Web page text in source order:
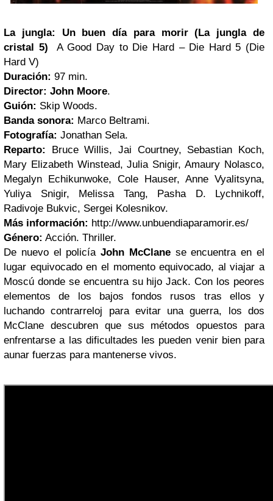
La jungla: Un buen día para morir (La jungla de
cristal 5) A Good Day to Die Hard – Die Hard 5 (Die
Hard V)
Duración: 97 min.
Director: John Moore.
Guión: Skip Woods.
Banda sonora: Marco Beltrami.
Fotografía: Jonathan Sela.
Reparto:
Bruce Willis, Jai Courtney, Sebastian Koch,
Mary Elizabeth Winstead, Julia Snigir, Amaury Nolasco,
Megalyn Echikunwoke, Cole Hauser, Anne Vyalitsyna,
Yuliya Snigir, Melissa Tang, Pasha D. Lychnikoff,
Radivoje Bukvic, Sergei Kolesnikov.
Más información: http://www.unbuendiaparamorir.es/
Género: Acción. Thriller.
De nuevo el policíaJohn McClanese encuentra en el
lugar equivocado en el momento equivocado, al viajar a
Moscú donde se encuentra su hijo Jack. Con los peores
elementos de los bajos fondos rusos tras ellos y
luchando contrarreloj para evitar una guerra, los dos
McClane descubren que sus métodos opuestos para
enfrentarse a las dificultades les pueden venir bien para
aunar fuerzas para mantenerse vivos.